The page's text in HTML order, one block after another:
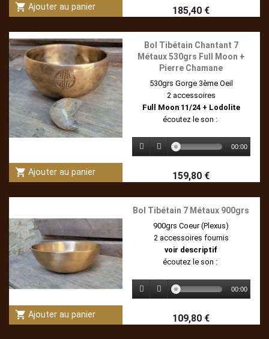
shopping_cart Ajouter au panier 185,40 €
shopping_cart Ajouter au panier
Bol Tibétain Chantant 7
Métaux 530grs Full Moon +
Pierre Chamane
530grs Gorge 3ème Oeil
2 accessoires
Full Moon 11/24 + Lodolite
écoutez le son :
00:00
159,80 €
shopping_cart Ajouter au panier
Bol Tibétain 7 Métaux 900grs
900grs Coeur (Plexus)
2 accessoires fournis
voir descriptif
écoutez le son :
00:00
109,80 €